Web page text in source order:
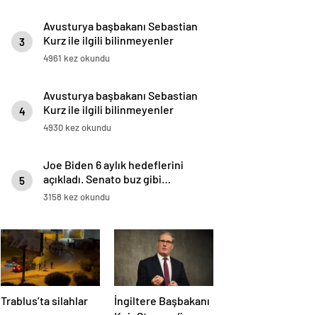
3
Avusturya başbakanı Sebastian
Kurz ile ilgili bilinmeyenler
4961 kez okundu
4
Avusturya başbakanı Sebastian
Kurz ile ilgili bilinmeyenler
4930 kez okundu
5
Joe Biden 6 aylık hedeflerini
açıkladı. Senato buz gibi…
3158 kez okundu
Trablus’ta silahlar
İngiltere Başbakanı